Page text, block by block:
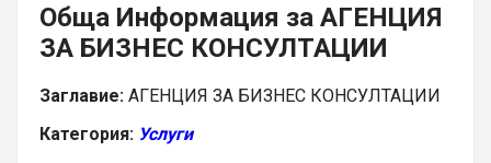
Обща Информация за АГЕНЦИЯ
ЗА БИЗНЕС КОНСУЛТАЦИИ
Заглавие: АГЕНЦИЯ ЗА БИЗНЕС КОНСУЛТАЦИИ
Категория: Услуги